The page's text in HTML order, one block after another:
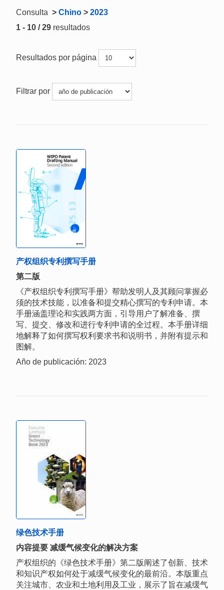
Consulta > Chino > 2023
1 - 10 / 29 resultados
Resultados por página
Filtrar por
产权组织专利撰写手册
第二版
《产权组织专利撰写手册》帮助发明人及其顾问掌握必
须的技术技能，以准备和提交精心撰写的专利申请。本
手册涵盖理论和实践两方面，引导用户了解准备、撰
写、提交、修改和进行专利申请的全过程。本手册详细
地解释了如何撰写权利要求书和说明书，并附有提示和
图解。
Año de publicación: 2023
绿色技术手册
内容提要 减缓气候变化的解决方案
产权组织的《绿色技术手册》第二版阐述了创新、技术
和知识产权如何处于减缓气候变化的最前沿。本版重点
关注城市、农业和土地利用及工业，展示了旨在减缓气